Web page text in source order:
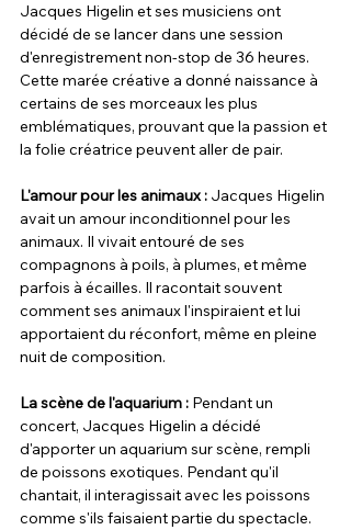
Jacques Higelin et ses musiciens ont
décidé de se lancer dans une session
d'enregistrement non-stop de 36 heures.
Cette marée créative a donné naissance à
certains de ses morceaux les plus
emblématiques, prouvant que la passion et
la folie créatrice peuvent aller de pair.
L'amour pour les animaux : Jacques Higelin
avait un amour inconditionnel pour les
animaux. Il vivait entouré de ses
compagnons à poils, à plumes, et même
parfois à écailles. Il racontait souvent
comment ses animaux l'inspiraient et lui
apportaient du réconfort, même en pleine
nuit de composition.
La scène de l'aquarium : Pendant un
concert, Jacques Higelin a décidé
d'apporter un aquarium sur scène, rempli
de poissons exotiques. Pendant qu'il
chantait, il interagissait avec les poissons
comme s'ils faisaient partie du spectacle.